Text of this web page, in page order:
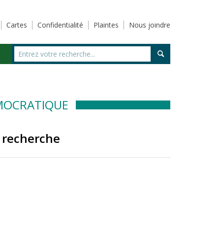
Cartes Confidentialité Plaintes Nous joindre